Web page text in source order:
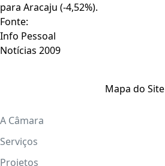
para Aracaju (-4,52%).
Fonte:
Info Pessoal
Notícias 2009
Mapa do Site
A Câmara
Serviços
Projetos